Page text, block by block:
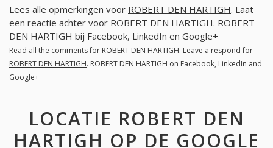
Lees alle opmerkingen voor ROBERT DEN HARTIGH. Laat
een reactie achter voor ROBERT DEN HARTIGH. ROBERT
DEN HARTIGH bij Facebook, LinkedIn en Google+
Read all the comments for ROBERT DEN HARTIGH. Leave a respond for
ROBERT DEN HARTIGH. ROBERT DEN HARTIGH on Facebook, LinkedIn and
Google+
LOCATIE ROBERT DEN
HARTIGH OP DE GOOGLE